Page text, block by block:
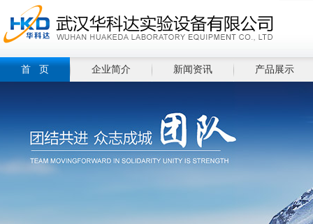
首 页 企业简介 新闻资讯 产品展示